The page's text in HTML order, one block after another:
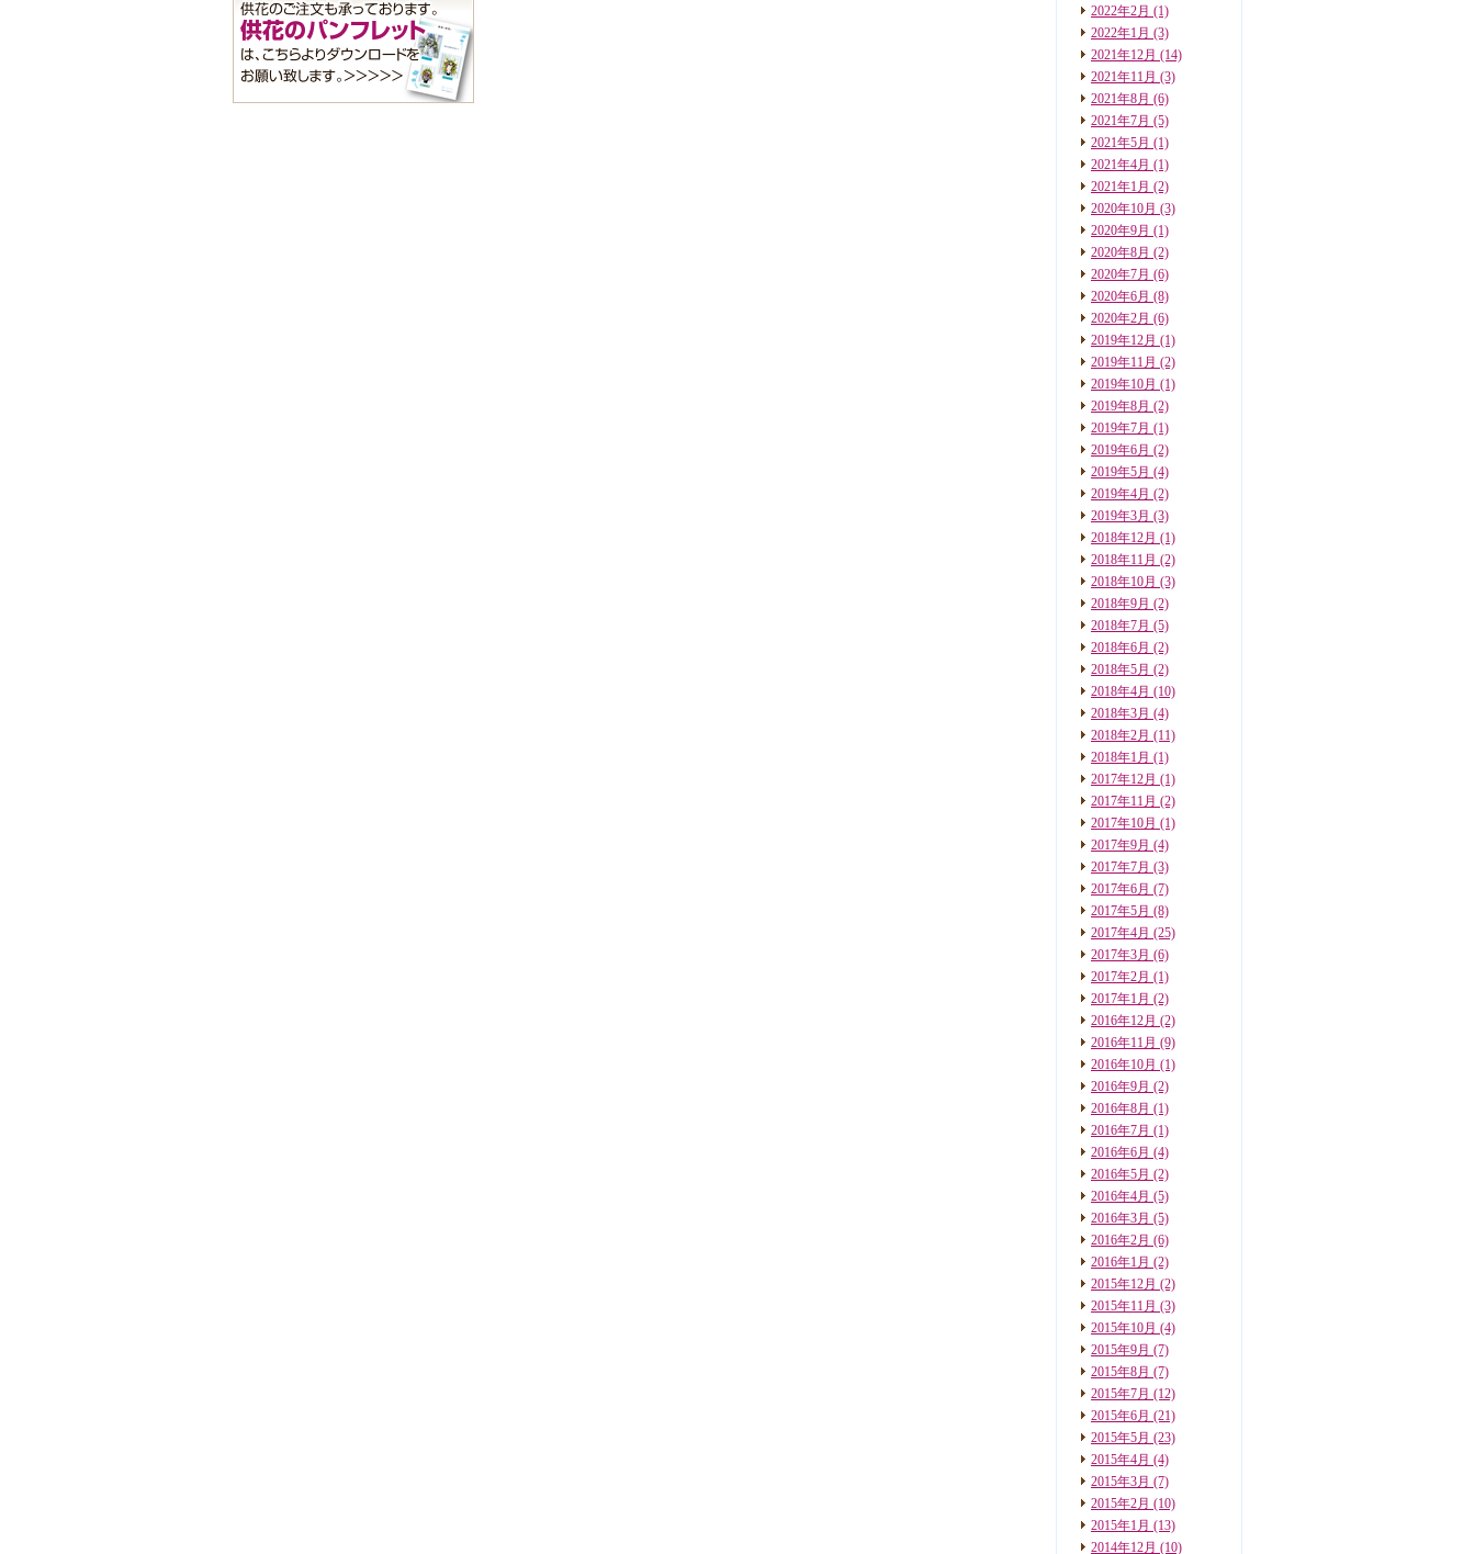
2022年2月 (1)
2022年1月 (3)
2021年12月 (14)
2021年11月 (3)
2021年8月 (6)
2021年7月 (5)
2021年5月 (1)
2021年4月 (1)
2021年1月 (2)
2020年10月 (3)
2020年9月 (1)
2020年8月 (2)
2020年7月 (6)
2020年6月 (8)
2020年2月 (6)
2019年12月 (1)
2019年11月 (2)
2019年10月 (1)
2019年8月 (2)
2019年7月 (1)
2019年6月 (2)
2019年5月 (4)
2019年4月 (2)
2019年3月 (3)
2018年12月 (1)
2018年11月 (2)
2018年10月 (3)
2018年9月 (2)
2018年7月 (5)
2018年6月 (2)
2018年5月 (2)
2018年4月 (10)
2018年3月 (4)
2018年2月 (11)
2018年1月 (1)
2017年12月 (1)
2017年11月 (2)
2017年10月 (1)
2017年9月 (4)
2017年7月 (3)
2017年6月 (7)
2017年5月 (8)
2017年4月 (25)
2017年3月 (6)
2017年2月 (1)
2017年1月 (2)
2016年12月 (2)
2016年11月 (9)
2016年10月 (1)
2016年9月 (2)
2016年8月 (1)
2016年7月 (1)
2016年6月 (4)
2016年5月 (2)
2016年4月 (5)
2016年3月 (5)
2016年2月 (6)
2016年1月 (2)
2015年12月 (2)
2015年11月 (3)
2015年10月 (4)
2015年9月 (7)
2015年8月 (7)
2015年7月 (12)
2015年6月 (21)
2015年5月 (23)
2015年4月 (4)
2015年3月 (7)
2015年2月 (10)
2015年1月 (13)
2014年12月 (10)